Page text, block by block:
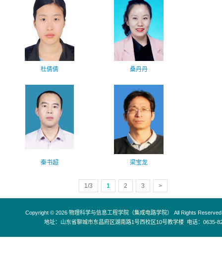
杜倩倩 桑丹丹
秦书超 梁宝龙
1/3 1 2 3 >
Copyright © 2026 物理科学与信息工程学院（集成电路学院）
All Rights
地址： 山东省聊城市东昌府区湖南路1号西校区10号教学楼 电话： 0635-